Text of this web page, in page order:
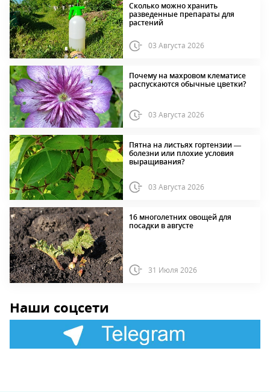
Сколько можно хранить
разведенные препараты для
растений
03 Августа 2026
Почему на махровом клематисе
распускаются обычные цветки?
03 Августа 2026
Пятна на листьях гортензии —
болезни или плохие условия
выращивания?
03 Августа 2026
16 многолетних овощей для
посадки в августе
31 Июля 2026
Наши соцсети